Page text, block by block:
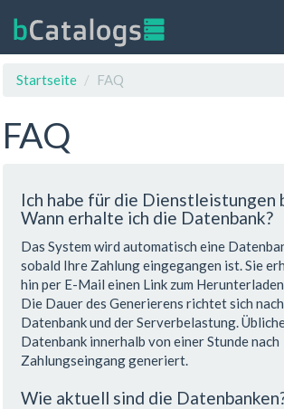
Startseite
FAQ
FAQ
Ich habe für die Dienstleistungen
Wann erhalte ich die Datenbank?
Das System wird automatisch eine
sobald Ihre Zahlung eingegangen ist. Sie
hin per E-Mail einen Link zum
Die Dauer des Generierens richtet sich
Datenbank und der Serverbelastung.
Datenbank innerhalb von einer Stunde nach
Zahlungseingang generiert.
Wie aktuell sind die